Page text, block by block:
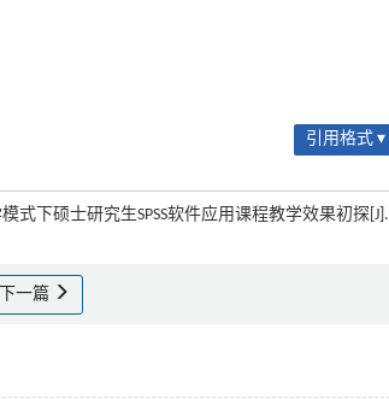
引用格式 ▾
式下硕士研究生SPSS软件应用课程教学效果初探[J].
下一篇